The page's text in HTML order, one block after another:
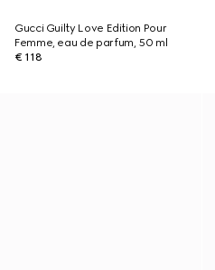
Gucci Guilty Love Edition Pour
Femme, eau de parfum, 50 ml
€ 118